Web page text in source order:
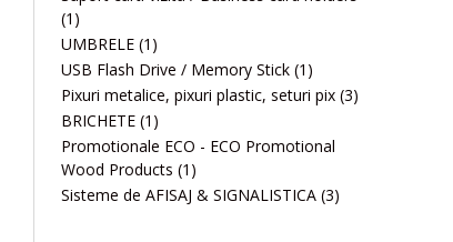
(1)
UMBRELE (1)
USB Flash Drive / Memory Stick (1)
Pixuri metalice, pixuri plastic, seturi pix (3)
BRICHETE (1)
Promotionale ECO - ECO Promotional
Wood Products (1)
Sisteme de AFISAJ & SIGNALISTICA (3)